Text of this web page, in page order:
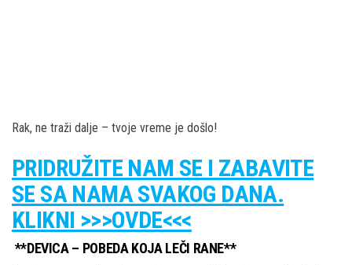
Rak, ne traži dalje – tvoje vreme je došlo!
PRIDRUŽITE NAM SE I ZABAVITE
SE SA NAMA SVAKOG DANA.
KLIKNI >>>OVDE<<<
**DEVICA – POBEDA KOJA LEČI RANE**